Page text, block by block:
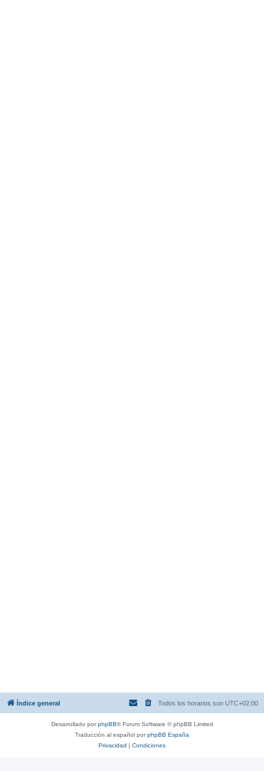
Índice general Todos los horarios son UTC+02:00
Desarrollado porphpBB® Forum Software © phpBB Limited
Traducción al español porphpBB España
Privacidad | Condiciones